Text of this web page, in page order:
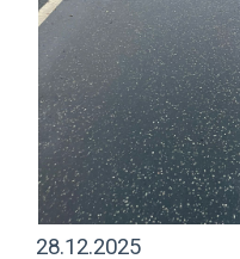
28.12.2025